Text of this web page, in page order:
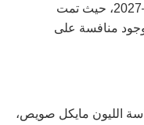
المرشحين للهيئة الإدارية للسنة 2026–2027، حيث تمت
وجود منافسة على
الليون مايكل صويص،